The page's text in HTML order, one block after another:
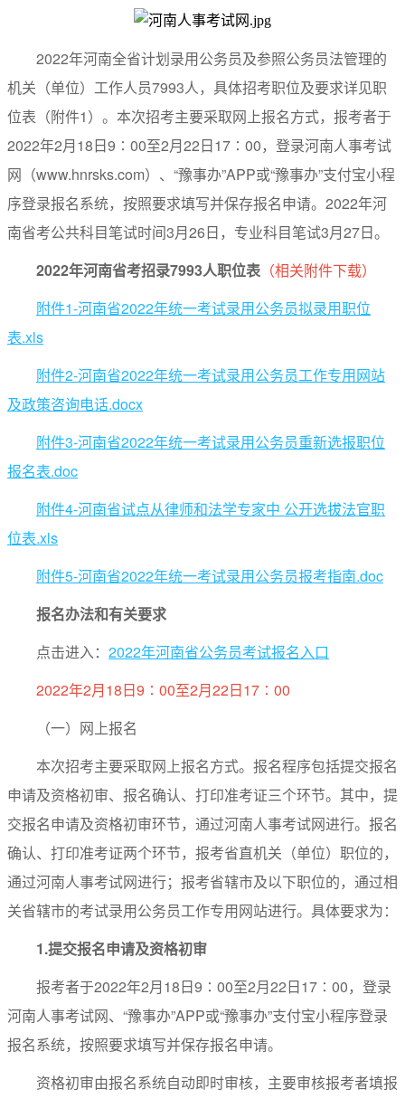
2022年河南全省计划录用公务员及参照公务员法管理的
机关（单位）工作人员7993人，具体招考职位及要求详见职
位表（附件1）。本次招考主要采取网上报名方式，报考者于
2022年2月18日9∶00至2月22日17∶00，登录河南人事考试
网（www.hnrsks.com）、“豫事办”APP或“豫事办”支付宝小程
序登录报名系统，按照要求填写并保存报名申请。2022年河
南省考公共科目笔试时间3月26日，专业科目笔试3月27日。
2022年河南省考招录7993人职位表 （相关附件下载）
附件1-河南省2022年统一考试录用公务员拟录用职位
表.xls
附件2-河南省2022年统一考试录用公务员工作专用网站
及政策咨询电话.docx
附件3-河南省2022年统一考试录用公务员重新选报职位
报名表.doc
附件4-河南省试点从律师和法学专家中 公开选拔法官职
位表.xls
附件5-河南省2022年统一考试录用公务员报考指南.doc
报名办法和有关要求
点击进入： 2022年河南省公务员考试报名入口
2022年2月18日9∶00至2月22日17∶00
（一）网上报名
本次招考主要采取网上报名方式。报名程序包括提交报名
申请及资格初审、报名确认、打印准考证三个环节。其中，提
交报名申请及资格初审环节，通过河南人事考试网进行。报名
确认、打印准考证两个环节，报考省直机关（单位）职位的，
通过河南人事考试网进行；报考省辖市及以下职位的，通过相
关省辖市的考试录用公务员工作专用网站进行。具体要求为：
1.提交报名申请及资格初审
报考者于2022年2月18日9∶00至2月22日17∶00，登录
河南人事考试网、“豫事办”APP或“豫事办”支付宝小程序登录
报名系统，按照要求填写并保存报名申请。
资格初审由报名系统自动即时审核，主要审核报考者填报